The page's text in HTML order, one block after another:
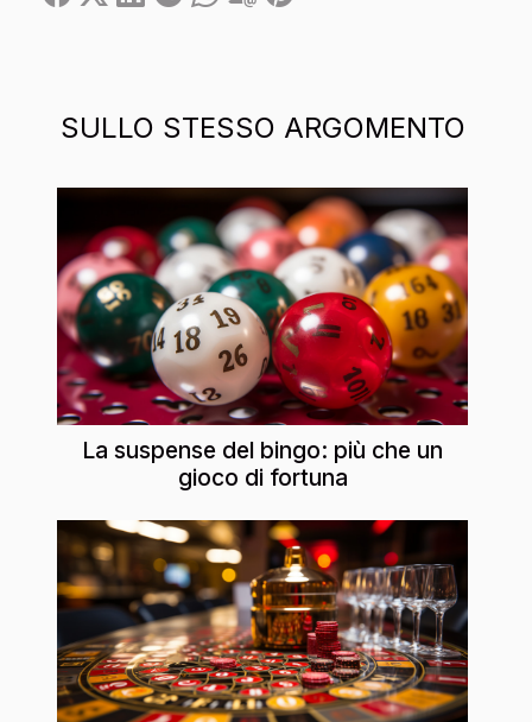
SULLO STESSO ARGOMENTO
La suspense del bingo: più che un
gioco di fortuna